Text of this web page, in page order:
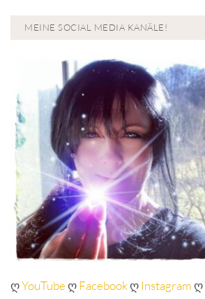
MEINE SOCIAL MEDIA KANÄLE!
ღYouTubeღFacebookღ Instagramღ